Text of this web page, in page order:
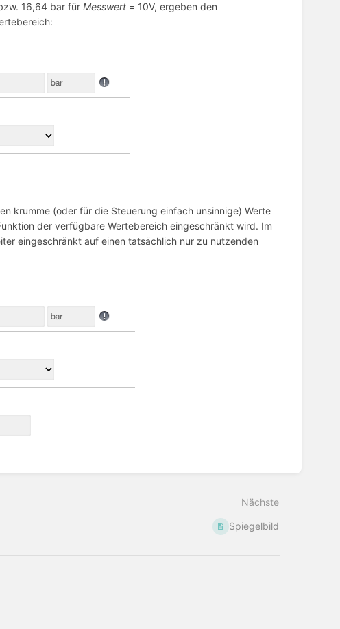
16,64 bar für Messwert = 10V, ergeben den
krumme (oder für die Steuerung einfach unsinnige) Werte
der verfügbare Wertebereich eingeschränkt wird. Im
eingeschränkt auf einen tatsächlich nur zu nutzenden
Nächste
Spiegelbild